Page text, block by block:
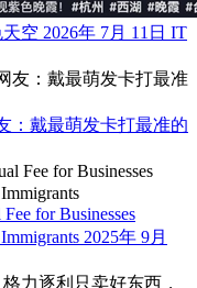
空 2026年 7月 11日 IT
：戴最萌发卡打最准的
for Businesses
2025年 9月